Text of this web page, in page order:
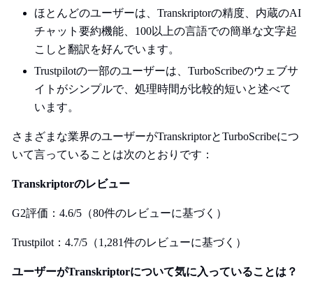
ほとんどのユーザーは、Transkriptorの精度、内蔵のAI
チャット要約機能、100以上の言語での簡単な文字起
こしと翻訳を好んでいます。
Trustpilotの一部のユーザーは、TurboScribeのウェブサ
イトがシンプルで、処理時間が比較的短いと述べて
います。
さまざまな業界のユーザーがTranskriptorとTurboScribeにつ
いて言っていることは次のとおりです：
Transkriptorのレビュー
G2評価：4.6/5（80件のレビューに基づく）
Trustpilot：4.7/5（1,281件のレビューに基づく）
ユーザーがTranskriptorについて気に入っていることは？